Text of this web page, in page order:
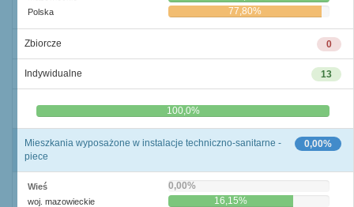
Polska 77,80%
0
Zbiorcze
13
Indywidualne
0,0% 100,0%
0,00%
Mieszkania wyposażone w instalacje techniczno-sanitarne -
piece
Wieś 0,00%
woj. mazowieckie 16,15%